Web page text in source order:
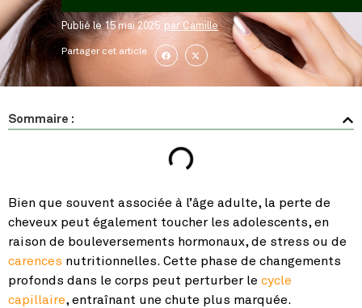
Publié le15 mai 2025 parCamille
Partager cet article
Sommaire :
Bien que souvent associée à l’âge adulte, la perte de
cheveux peut également toucher les adolescents, en
raison de bouleversements hormonaux, de stress ou de
carences nutritionnelles. Cette phase de changements
profonds dans le corps peut perturber le cycle
capillaire, entraînant une chute plus marquée.